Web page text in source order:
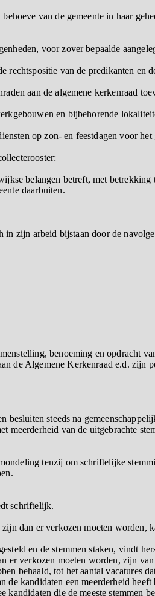
van de gemeente in haar
voor zover bepaalde
rechtspositie van de predikanten en
aan de algemene kerkenraad
en bijbehorende
op zon- en feestdagen voor
belangen betreft, met betrekking
daarbuiten.
in zijn arbeid bijstaan door de
benoeming en opdracht
de Algemene Kerkenraad e.d. zijn
besluiten steeds na
meerderheid van de uitgebrachte
tenzij om schriftelijke
schriftelijk.
dan er verkozen moeten
en de stemmen staken, vindt
er verkozen moeten worden, zijn
behaald, tot het aantal vacatures
de kandidaten een meerderheid heeft
kandidaten die de meeste stemmen